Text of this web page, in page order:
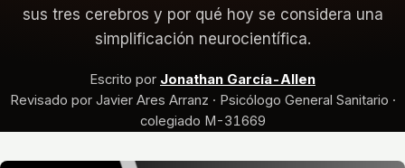
sus tres cerebros y por qué hoy se considera una
simplificación neurocientífica.
Escrito por Jonathan García-Allen
Revisado por Javier Ares Arranz · Psicólogo General Sanitario ·
colegiado M-31669